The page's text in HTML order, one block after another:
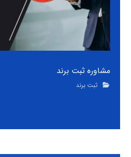
مشاوره ثبت برند
ثبت برند